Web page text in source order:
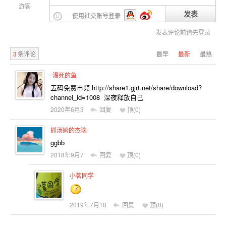
游客
使用社交账号登录
发表
发表评论前请先登录
3条评论 最早 最新 最热
-渴死的鱼
五码免费市频 http://share1.gjrt.net/share/download?
channel_id=1008 深夜释放自己
2020年6月3 回复 顶(0)
抓汤姆的杰瑞
ggbb
2018年9月7 回复 顶(0)
小茗同学
2019年7月18 回复 顶(0)